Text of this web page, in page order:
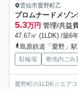
雲仙市愛野町乙
プロムナードメゾ
5.3万円 管理/共益
47.67㎡ (1LDK) /築6
島原鉄道「愛野」
駐輪場 敷地内ごみ
愛野町の1LDK☆エア